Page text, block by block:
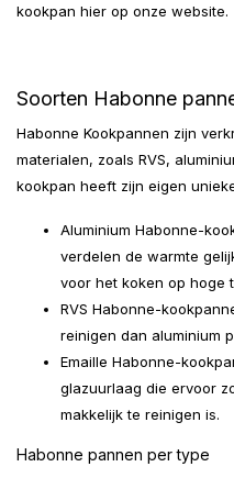
kookpan hier op onze website.
Soorten Habonne
Habonne Kookpannen zijn
materialen, zoals RVS,
kookpan heeft zijn eigen
Aluminium Habonne-
verdelen de warmte
voor het koken op hoge
RVS Habonne-
reinigen dan aluminium
Emaille Habonne-
glazuurlaag die ervoor
makkelijk te reinigen is.
Habonne pannen per type